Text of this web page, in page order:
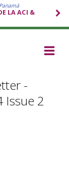
LA ACI &
-
Issue 2